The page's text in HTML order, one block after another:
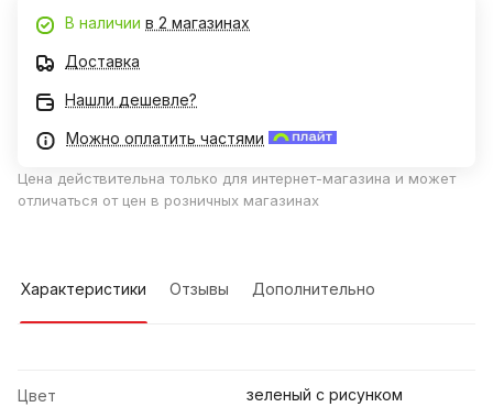
В наличии в 2 магазинах
Доставка
Нашли дешевле?
Можно оплатить частями
Цена действительна только для интернет-магазина и может
отличаться от цен в розничных магазинах
Характеристики Отзывы Дополнительно
Цвет зеленый с рисунком